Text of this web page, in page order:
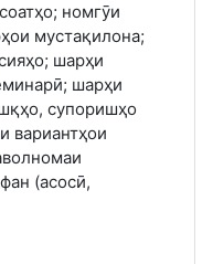
номгӯи
мустақилона;
шарҳи
шарҳи
супоришҳо
вариантҳои
(асосӣ,